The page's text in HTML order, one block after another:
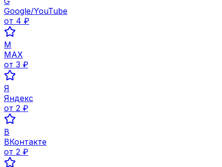
Google/YouTube
от 4 ₽
M
MAX
от 3 ₽
Я
Яндекс
от 2 ₽
В
ВКонтакте
от 2 ₽